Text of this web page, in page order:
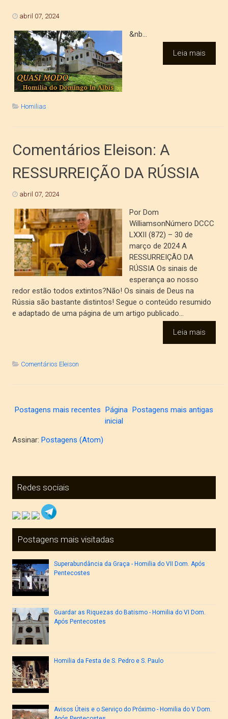
abril 07, 2024
&nb...
Leia mais
Homilias
Comentários Eleison: A
RESSURREIÇÃO DA RÚSSIA
abril 07, 2024
Por Dom
WilliamsonNúmero DCCC
LXXII (872) – 30 de
março de 2024 A
RESSURREIÇÃO DA
RÚSSIA Os sinais de
esperança ao nosso
redor estão todos extintos?Não! Os sinais de Deus na
Rússia são bastante distintos! Segue o conteúdo resumido
e adaptado de uma página de um artigo publicado...
Leia mais
Comentários Eleison
Postagens mais recentes Postagens mais antigas
Página
inicial
Assinar:Postagens (Atom)
Redes sociais
Postagens mais visitadas
Superabundância da Graça - Homilia do VII Dom. Após
Pentecostes
Guardar as Riquezas do Batismo - Homilia do VI Dom.
Após Pentecostes
Homilia da Festa de S. Pedro e S. Paulo
Avisos Úteis e o Serviço do Próximo - Homilia do V Dom.